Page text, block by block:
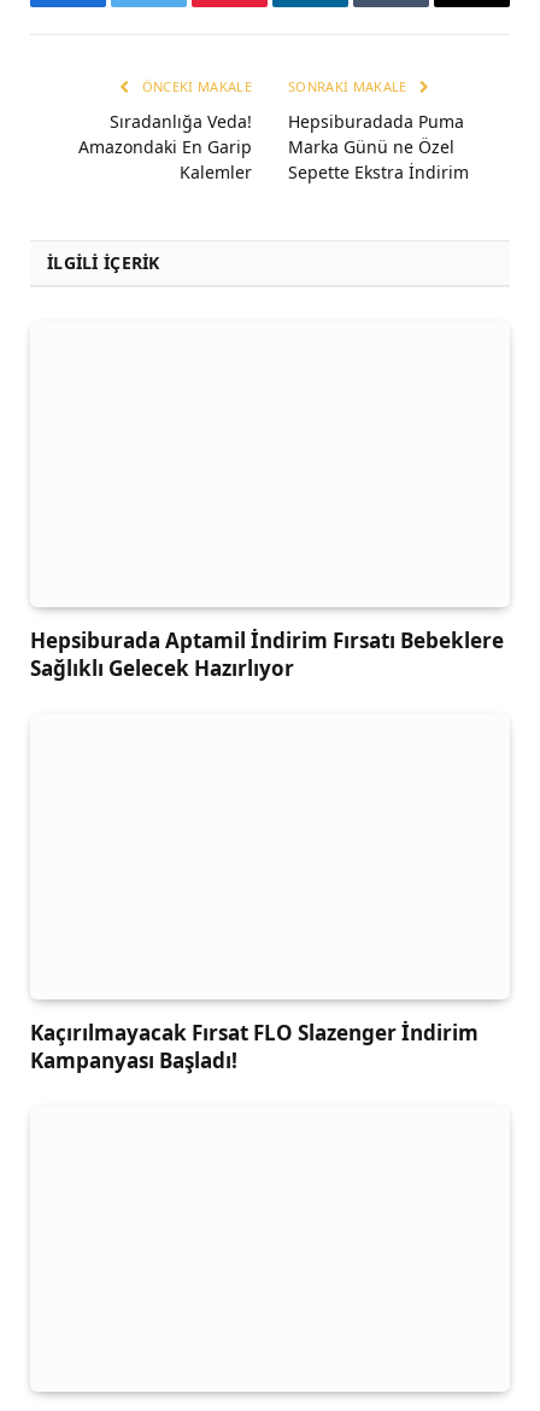
FacebookTwitter Pinterest LinkedInTumblr Email
ÖNCEKI MAKALE
Sıradanlığa Veda!
Amazondaki En Garip
Kalemler
SONRAKI MAKALE
Hepsiburadada Puma
Marka Günü ne Özel
Sepette Ekstra İndirim
İLGİLİ İÇERİK
Hepsiburada Aptamil İndirim Fırsatı Bebeklere
Sağlıklı Gelecek Hazırlıyor
Kaçırılmayacak Fırsat FLO Slazenger İndirim
Kampanyası Başladı!